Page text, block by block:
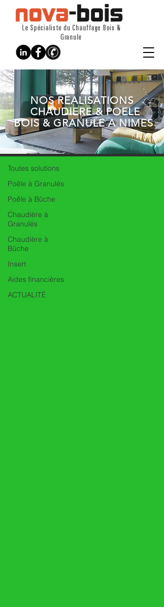
Le Spécialiste du Chauffage Bois &
Granule
REALISATIONS
Toutes solutions
Poêle à Granulés
Poêle à Bûche
Chaudière à
Granulés
Chaudière à
Bûche
Insert
Aides financières
ACTUALITÉ
Poêle à Bûche
NOS REALISATIONS
CHAUDIERE & POELE
BOIS & GRANULE A NIMES